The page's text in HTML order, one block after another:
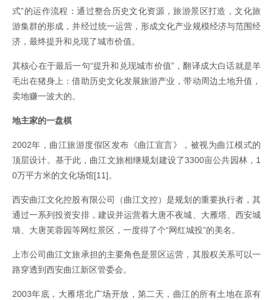
式”的运作流程：通过整合历史文化资源，旅游景区打造，文化旅
游集群的形成，并经过统一运营，形成文化产业规模经济与范围经
济，最终提升和兑现了城市价值。
其核心在于最后一句“提升和兑现城市价值”，翻译成大白话就是羊
毛出在猪身上：借助历史文化发展旅游产业，带动周边土地升值，
卖地赚一波大的。
地主家的一盘棋
2002年，曲江旅游度假区发布《曲江宣言》，被视为曲江模式的
顶层设计。基于此，曲江文旅相继规划建设了3300亩公共园林，1
0万平方米的文化场馆[11]。
西安曲江文化控股有限公司（曲江文控）是规划的重要执行者，其
通过一系列投资安排，建设并运营着大唐不夜城、大雁塔、西安城
墙、大唐芙蓉园等网红景区，一度得了个“网红城投”的美名。
上市公司曲江文旅承担的主要角色是景区运营，其股权关系可以一
路穿透到西安曲江新区管委会。
2003年底，大雁塔北广场开放，第二天，曲江的所有土地在原有